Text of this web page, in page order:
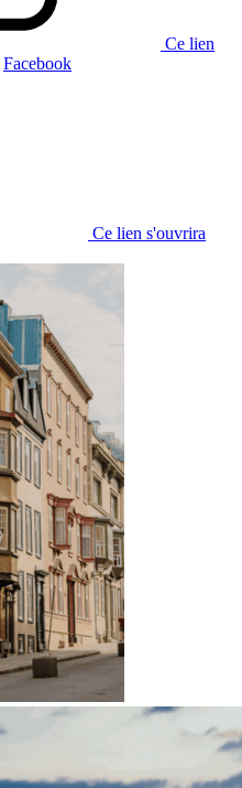
Ce lien
Facebook
Ce lien s'ouvrira